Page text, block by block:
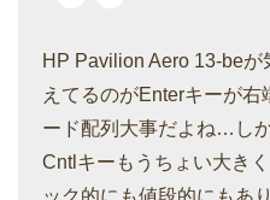
HP Pavilion Aero 13-be
えてるのがEnterキーが
ード配列大事だよね…し
Cntlキーもうちょい大き
ック的にも値段的にもあ